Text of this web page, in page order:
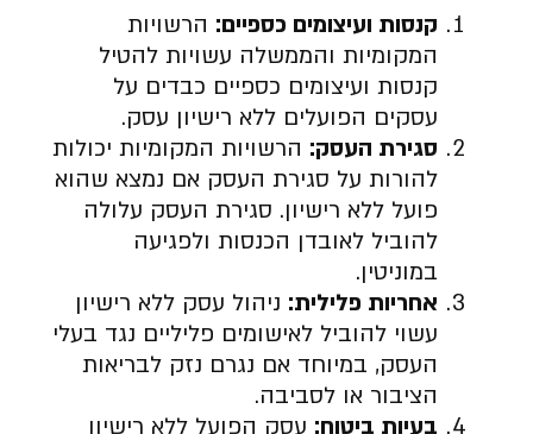
קנסות ועיצומים כספיים: הרשויות
המקומיות והממשלה עשויות להטיל
קנסות ועיצומים כספיים כבדים על
עסקים הפועלים ללא רישיון עסק.
סגירת העסק: הרשויות המקומיות יכולות
להורות על סגירת העסק אם נמצא שהוא
פועל ללא רישיון. סגירת העסק עלולה
להוביל לאובדן הכנסות ולפגיעה
במוניטין.
אחריות פלילית: ניהול עסק ללא רישיון
עשוי להוביל לאישומים פליליים נגד בעלי
העסק, במיוחד אם נגרם נזק לבריאות
הציבור או לסביבה.
בעיות ביטוח: עסק הפועל ללא רישיון